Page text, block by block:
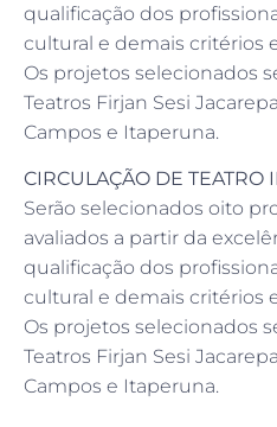
qualificação dos
cultural e demais critérios
Os projetos selecionados
Teatros Firjan Sesi
Campos e Itaperuna.
CIRCULAÇÃO DE TEATRO
Serão selecionados oito
avaliados a partir da
qualificação dos
cultural e demais critérios
Os projetos selecionados
Teatros Firjan Sesi
Campos e Itaperuna.